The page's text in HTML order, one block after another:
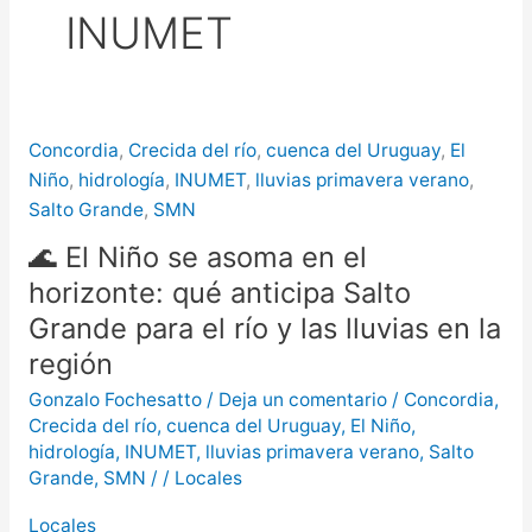
Concordia
INUMET
Concordia, Crecida del río, cuenca del Uruguay, El
Niño, hidrología, INUMET, lluvias primavera verano,
Salto Grande, SMN
🌊 El Niño se asoma en el
horizonte: qué anticipa Salto
Grande para el río y las lluvias en la
región
Gonzalo Fochesatto / Deja un comentario / Concordia,
Crecida del río, cuenca del Uruguay, El Niño,
hidrología, INUMET, lluvias primavera verano, Salto
Grande, SMN / / Locales
Locales